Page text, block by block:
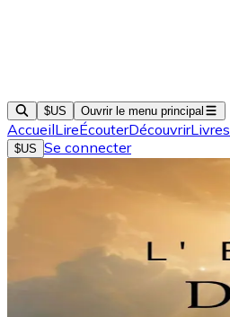
$US Ouvrir le menu principal
AccueilLireÉcouterDécouvrirLivres
$US Se connecter